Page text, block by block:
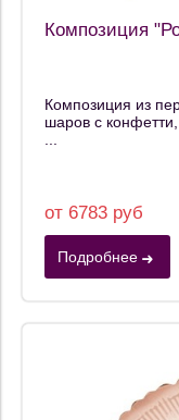
Композиция
Композиция из
шаров с
от 6783 руб
Подробнее